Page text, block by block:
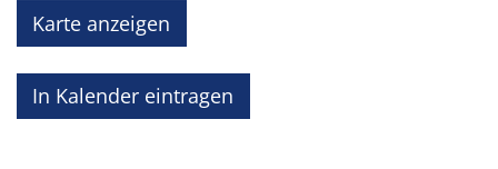
Karte anzeigen
In Kalender eintragen